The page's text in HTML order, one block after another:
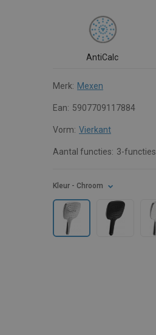
AntiCalc
Merk: Mexen
Ean: 5907709117884
Vorm: Vierkant
Aantal functies: 3-functies
Kleur - Chroom